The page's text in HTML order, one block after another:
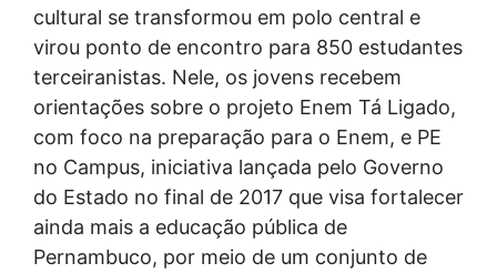
cultural se transformou em polo central e
virou ponto de encontro para 850 estudantes
terceiranistas. Nele, os jovens recebem
orientações sobre o projeto Enem Tá Ligado,
com foco na preparação para o Enem, e PE
no Campus, iniciativa lançada pelo Governo
do Estado no final de 2017 que visa fortalecer
ainda mais a educação pública de
Pernambuco, por meio de um conjunto de